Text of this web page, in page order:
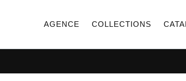
AGENCE COLLECTIONS